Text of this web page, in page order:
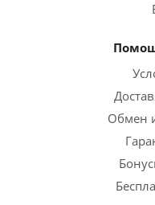
Обмен